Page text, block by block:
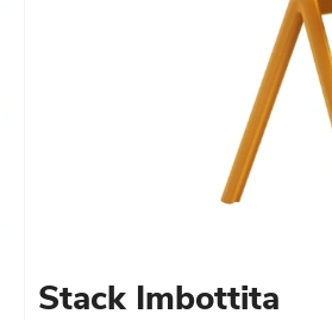
Stack Imbottita